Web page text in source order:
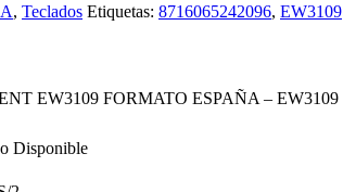
, Teclados Etiquetas: 8716065242096, EW3109
EW3109 FORMATO ESPAÑA – EW3109
Disponible